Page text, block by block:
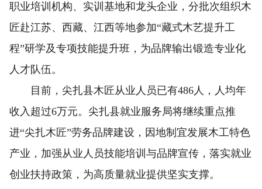
职业培训机构、实训基地和龙头企业，分批次组织木
匠赴江苏、西藏、江西等地参加“藏式木艺提升工
程”研学及专项技能提升班，为品牌输出锻造专业化
人才队伍。
目前，尖扎县木匠从业人员已有486人，人均年
收入超过6万元。尖扎县就业服务局将继续重点推
进“尖扎木匠”劳务品牌建设，因地制宜发展木工特色
产业，加强从业人员技能培训与品牌宣传，落实就业
创业扶持政策，为高质量就业提供坚实支撑。